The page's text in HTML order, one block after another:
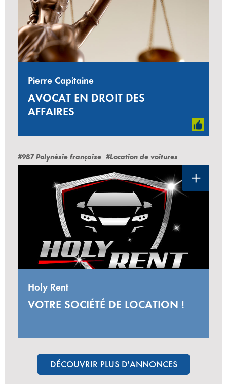
Pierre Capitaine
AVOCAT EN DROIT DES
AFFAIRES
#987 Polynésie française #Location de voitures
Holy Rent
VOTRE SOCIÉTÉ DE LOCATION !
DÉCOUVRIR PLUS D'ANNONCES